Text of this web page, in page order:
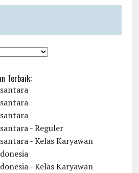
Terbaik:
- Reguler
- Kelas Karyawan
- Kelas Karyawan